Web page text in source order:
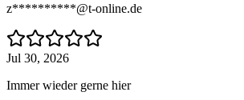
z**********@t-online.de
Jul 30, 2026
Immer wieder gerne hier